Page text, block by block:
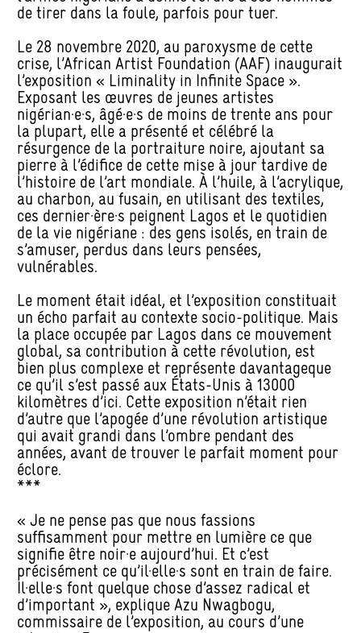
de tirer dans la foule, parfois pour tuer.
Le 28 novembre 2020, au paroxysme de cette
crise, l’African Artist Foundation (AAF) inaugurait
l’exposition « Liminality in Infinite Space ».
Exposant les œuvres de jeunes artistes
nigérian·e·s, âgé·e·s de moins de trente ans pour
la plupart, elle a présenté et célébré la
résurgence de la portraiture noire, ajoutant sa
pierre à l’édifice de cette mise à jour tardive de
l’histoire de l’art mondiale. À l’huile, à l’acrylique,
au charbon, au fusain, en utilisant des textiles,
ces dernier·ère·s peignent Lagos et le quotidien
de la vie nigériane : des gens isolés, en train de
s’amuser, perdus dans leurs pensées,
vulnérables.
Le moment était idéal, et l’exposition constituait
un écho parfait au contexte socio-politique. Mais
la place occupée par Lagos dans ce mouvement
global, sa contribution à cette révolution, est
bien plus complexe et représente davantageque
ce qu’il s’est passé aux États-Unis à 13000
kilomètres d’ici. Cette exposition n’était rien
d’autre que l’apogée d’une révolution artistique
qui avait grandi dans l’ombre pendant des
années, avant de trouver le parfait moment pour
éclore.
***
« Je ne pense pas que nous fassions
suffisamment pour mettre en lumière ce que
signifie être noir·e aujourd’hui. Et c’est
précisément ce qu’il·elle·s sont en train de faire.
Il·elle·s font quelque chose d’assez radical et
d’important », explique Azu Nwagbogu,
commissaire de l’exposition, au cours d’une